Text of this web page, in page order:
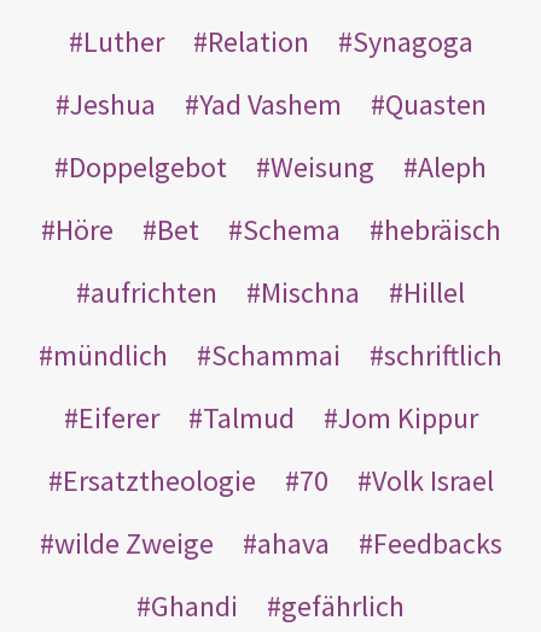
Luther
Relation
Synagoga
Jeshua
Yad Vashem
Quasten
Doppelgebot
Weisung
Aleph
Höre
Bet Schema
hebräisch
aufrichten
Mischna
Hillel
mündlich
Schammai
schriftlich
Eiferer
Talmud
Jom Kippur
Ersatztheologie
70
Volk Israel
wilde Zweige
ahava
Feedbacks
Ghandi
gefährlich